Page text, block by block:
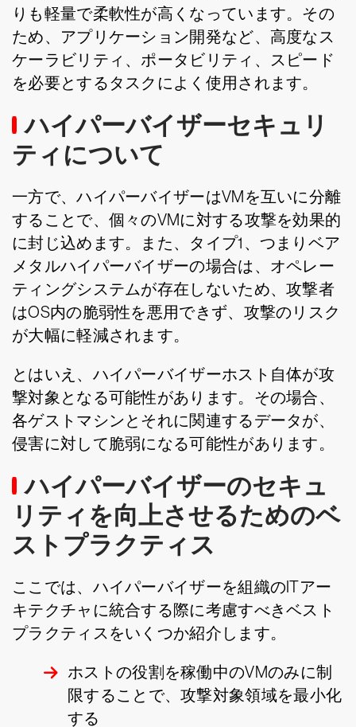
りも軽量で柔軟性が高くなっています。その
ため、アプリケーション開発など、高度なス
ケーラビリティ、ポータビリティ、スピード
を必要とするタスクによく使用されます。
ハイパーバイザーセキュリ
ティについて
一方で、ハイパーバイザーはVMを互いに分離
することで、個々のVMに対する攻撃を効果的
に封じ込めます。また、タイプ1、つまりベア
メタルハイパーバイザーの場合は、オペレー
ティングシステムが存在しないため、攻撃者
はOS内の脆弱性を悪用できず、攻撃のリスク
が大幅に軽減されます。
とはいえ、ハイパーバイザーホスト自体が攻
撃対象となる可能性があります。その場合、
各ゲストマシンとそれに関連するデータが、
侵害に対して脆弱になる可能性があります。
ハイパーバイザーのセキュ
リティを向上させるためのベ
ストプラクティス
ここでは、ハイパーバイザーを組織のITアー
キテクチャに統合する際に考慮すべきベスト
プラクティスをいくつか紹介します。
ホストの役割を稼働中のVMのみに制
限することで、攻撃対象領域を最小化
する